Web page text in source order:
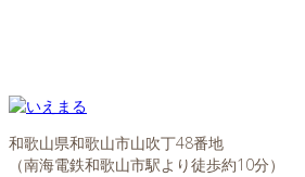
和歌山県和歌山市山吹丁48番地
（南海電鉄和歌山市駅より徒歩約10分）